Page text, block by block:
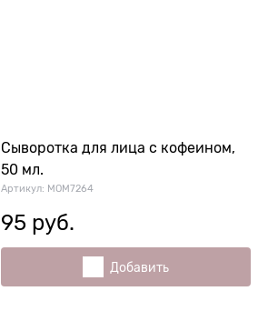
Сыворотка для лица с кофеином,
50 мл.
Артикул: MOM7264
95 руб.
Добавить